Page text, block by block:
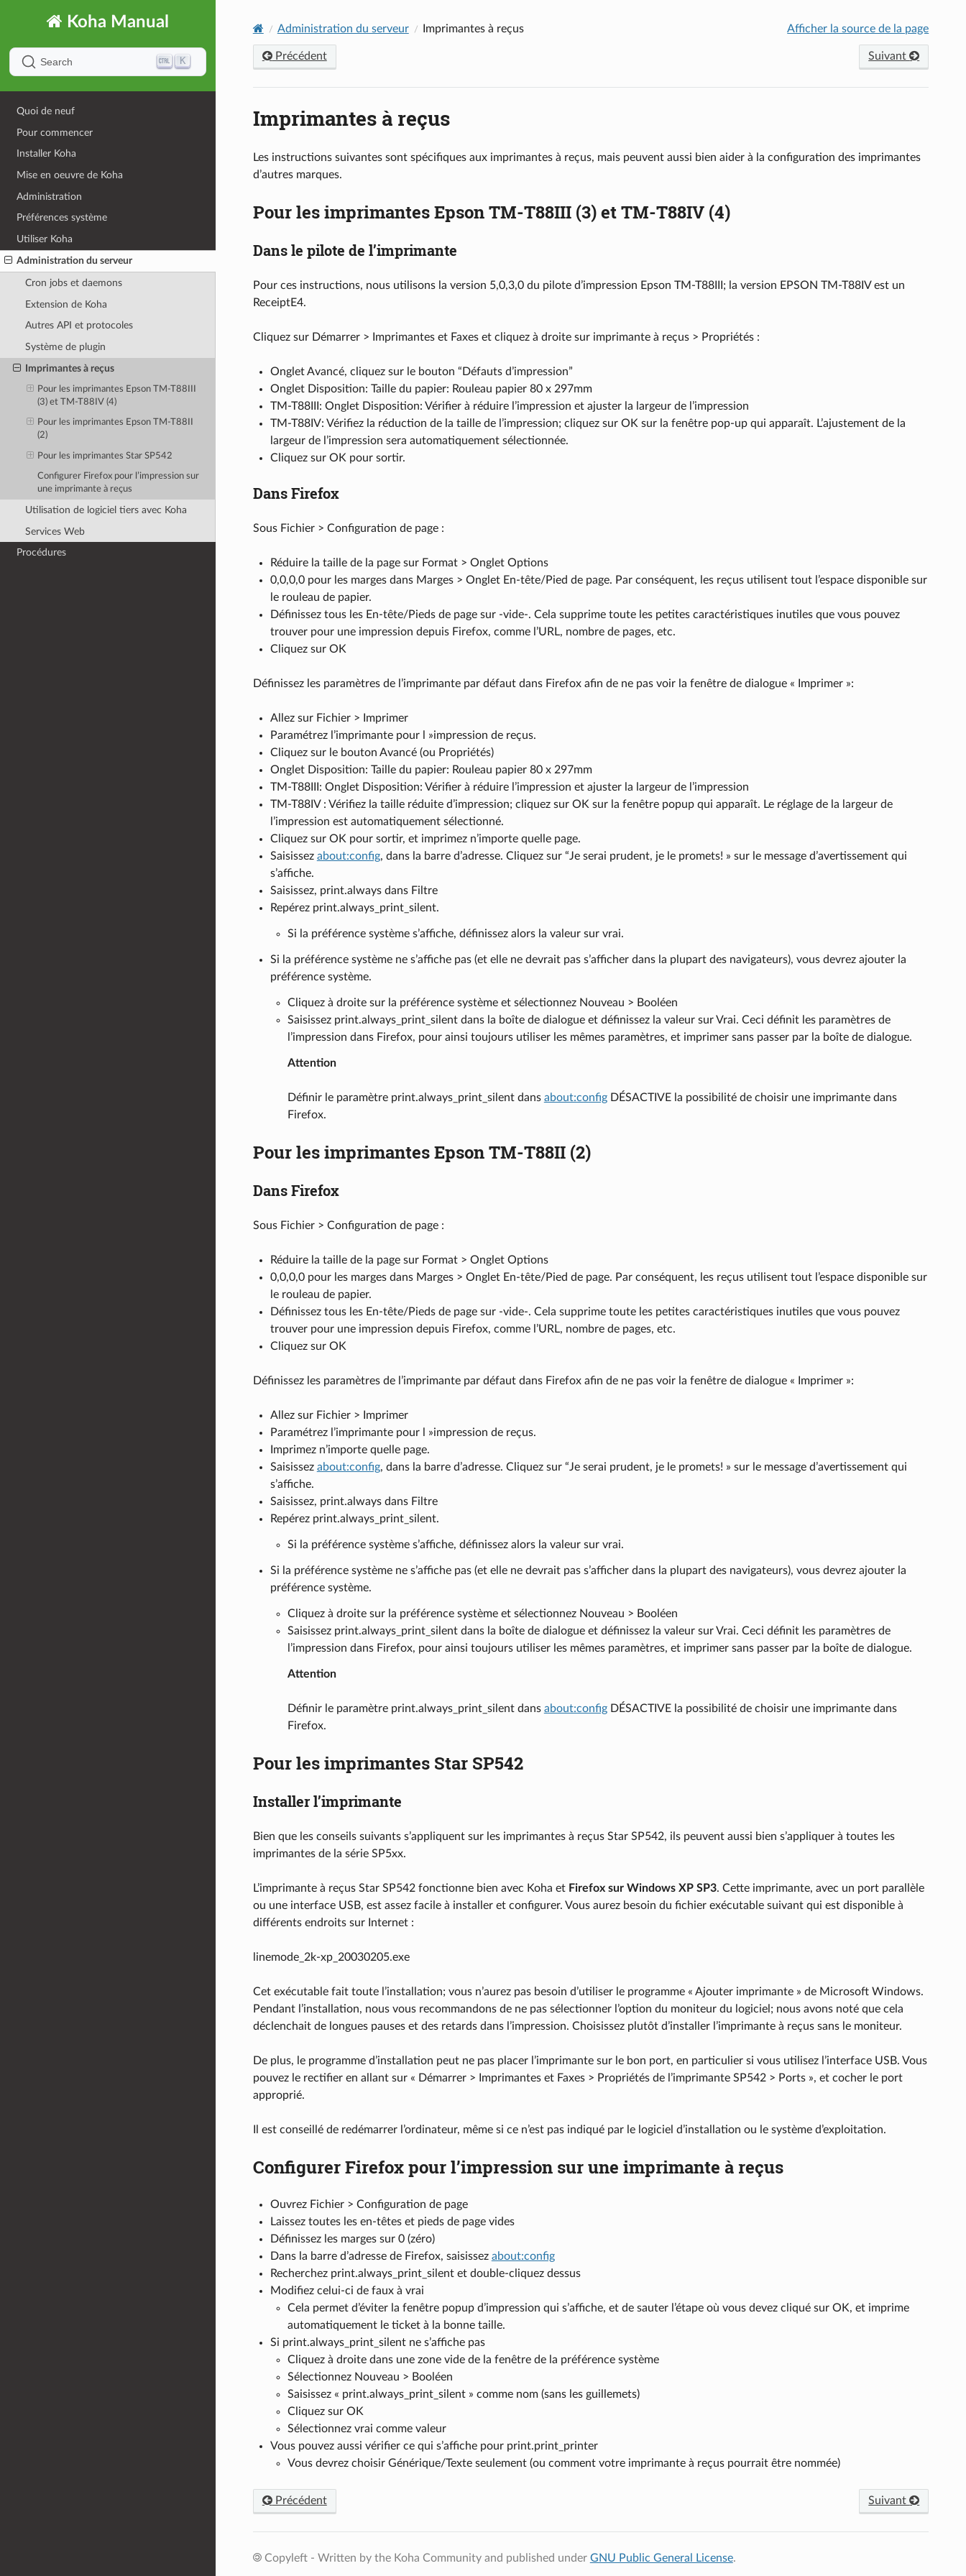
Koha Manual
Search K
Quoi de neuf
Pour commencer
Installer Koha
Mise en oeuvre de Koha
Administration
Préférences système
Utiliser Koha
Administration du serveur
Cron jobs et daemons
Extension de Koha
Autres API et protocoles
Système de plugin
Imprimantes à reçus
Pour les imprimantes Epson TM-T88III
(3) et TM-T88IV (4)
Pour les imprimantes Epson TM-T88II
(2)
Pour les imprimantes Star SP542
Configurer Firefox pour l’impression sur
une imprimante à reçus
Utilisation de logiciel tiers avec Koha
Services Web
Procédures
Administration du serveur Imprimantes à reçus Afficher la source de la page
Précédent Suivant
Imprimantes à reçus
Les instructions suivantes sont spécifiques aux imprimantes à reçus, mais peuvent aussi bien aider à la configuration des imprimantes
d’autres marques.
Pour les imprimantes Epson TM-T88III (3) et TM-T88IV (4)
Dans le pilote de l’imprimante
Pour ces instructions, nous utilisons la version 5,0,3,0 du pilote d’impression Epson TM-T88III; la version EPSON TM-T88IV est un
ReceiptE4.
Cliquez sur Démarrer > Imprimantes et Faxes et cliquez à droite sur imprimante à reçus > Propriétés :
Onglet Avancé, cliquez sur le bouton “Défauts d’impression”
Onglet Disposition: Taille du papier: Rouleau papier 80 x 297mm
TM-T88III: Onglet Disposition: Vérifier à réduire l’impression et ajuster la largeur de l’impression
TM-T88IV: Vérifiez la réduction de la taille de l’impression; cliquez sur OK sur la fenêtre pop-up qui apparaît. L’ajustement de la
largeur de l’impression sera automatiquement sélectionnée.
Cliquez sur OK pour sortir.
Dans Firefox
Sous Fichier > Configuration de page :
Réduire la taille de la page sur Format > Onglet Options
0,0,0,0 pour les marges dans Marges > Onglet En-tête/Pied de page. Par conséquent, les reçus utilisent tout l’espace disponible sur
le rouleau de papier.
Définissez tous les En-tête/Pieds de page sur -vide-. Cela supprime toute les petites caractéristiques inutiles que vous pouvez
trouver pour une impression depuis Firefox, comme l’URL, nombre de pages, etc.
Cliquez sur OK
Définissez les paramètres de l’imprimante par défaut dans Firefox afin de ne pas voir la fenêtre de dialogue « Imprimer »:
Allez sur Fichier > Imprimer
Paramétrez l’imprimante pour l »impression de reçus.
Cliquez sur le bouton Avancé (ou Propriétés)
Onglet Disposition: Taille du papier: Rouleau papier 80 x 297mm
TM-T88III: Onglet Disposition: Vérifier à réduire l’impression et ajuster la largeur de l’impression
TM-T88IV : Vérifiez la taille réduite d’impression; cliquez sur OK sur la fenêtre popup qui apparaît. Le réglage de la largeur de
l’impression est automatiquement sélectionné.
Cliquez sur OK pour sortir, et imprimez n’importe quelle page.
Saisissez about:config, dans la barre d’adresse. Cliquez sur “Je serai prudent, je le promets! » sur le message d’avertissement qui
s’affiche.
Saisissez, print.always dans Filtre
Repérez print.always_print_silent.
Si la préférence système s’affiche, définissez alors la valeur sur vrai.
Si la préférence système ne s’affiche pas (et elle ne devrait pas s’afficher dans la plupart des navigateurs), vous devrez ajouter la
préférence système.
Cliquez à droite sur la préférence système et sélectionnez Nouveau > Booléen
Saisissez print.always_print_silent dans la boîte de dialogue et définissez la valeur sur Vrai. Ceci définit les paramètres de
l’impression dans Firefox, pour ainsi toujours utiliser les mêmes paramètres, et imprimer sans passer par la boîte de dialogue.
Attention
Définir le paramètre print.always_print_silent dans about:configDÉSACTIVE la possibilité de choisir une imprimante dans
Firefox.
Pour les imprimantes Epson TM-T88II (2)
Dans Firefox
Sous Fichier > Configuration de page :
Réduire la taille de la page sur Format > Onglet Options
0,0,0,0 pour les marges dans Marges > Onglet En-tête/Pied de page. Par conséquent, les reçus utilisent tout l’espace disponible sur
le rouleau de papier.
Définissez tous les En-tête/Pieds de page sur -vide-. Cela supprime toute les petites caractéristiques inutiles que vous pouvez
trouver pour une impression depuis Firefox, comme l’URL, nombre de pages, etc.
Cliquez sur OK
Définissez les paramètres de l’imprimante par défaut dans Firefox afin de ne pas voir la fenêtre de dialogue « Imprimer »:
Allez sur Fichier > Imprimer
Paramétrez l’imprimante pour l »impression de reçus.
Imprimez n’importe quelle page.
Saisissez about:config, dans la barre d’adresse. Cliquez sur “Je serai prudent, je le promets! » sur le message d’avertissement qui
s’affiche.
Saisissez, print.always dans Filtre
Repérez print.always_print_silent.
Si la préférence système s’affiche, définissez alors la valeur sur vrai.
Si la préférence système ne s’affiche pas (et elle ne devrait pas s’afficher dans la plupart des navigateurs), vous devrez ajouter la
préférence système.
Cliquez à droite sur la préférence système et sélectionnez Nouveau > Booléen
Saisissez print.always_print_silent dans la boîte de dialogue et définissez la valeur sur Vrai. Ceci définit les paramètres de
l’impression dans Firefox, pour ainsi toujours utiliser les mêmes paramètres, et imprimer sans passer par la boîte de dialogue.
Attention
Définir le paramètre print.always_print_silent dans about:configDÉSACTIVE la possibilité de choisir une imprimante dans
Firefox.
Pour les imprimantes Star SP542
Installer l’imprimante
Bien que les conseils suivants s’appliquent sur les imprimantes à reçus Star SP542, ils peuvent aussi bien s’appliquer à toutes les
imprimantes de la série SP5xx.
L’imprimante à reçus Star SP542 fonctionne bien avec Koha et Firefox sur Windows XP SP3. Cette imprimante, avec un port parallèle
ou une interface USB, est assez facile à installer et configurer. Vous aurez besoin du fichier exécutable suivant qui est disponible à
différents endroits sur Internet :
linemode_2k-xp_20030205.exe
Cet exécutable fait toute l’installation; vous n’aurez pas besoin d’utiliser le programme « Ajouter imprimante » de Microsoft Windows.
Pendant l’installation, nous vous recommandons de ne pas sélectionner l’option du moniteur du logiciel; nous avons noté que cela
déclenchait de longues pauses et des retards dans l’impression. Choisissez plutôt d’installer l’imprimante à reçus sans le moniteur.
De plus, le programme d’installation peut ne pas placer l’imprimante sur le bon port, en particulier si vous utilisez l’interface USB. Vous
pouvez le rectifier en allant sur « Démarrer > Imprimantes et Faxes > Propriétés de l’imprimante SP542 > Ports », et cocher le port
approprié.
Il est conseillé de redémarrer l’ordinateur, même si ce n’est pas indiqué par le logiciel d’installation ou le système d’exploitation.
Configurer Firefox pour l’impression sur une imprimante à reçus
Ouvrez Fichier > Configuration de page
Laissez toutes les en-têtes et pieds de page vides
Définissez les marges sur 0 (zéro)
Dans la barre d’adresse de Firefox, saisissez about:config
Recherchez print.always_print_silent et double-cliquez dessus
Modifiez celui-ci de faux à vrai
Cela permet d’éviter la fenêtre popup d’impression qui s’affiche, et de sauter l’étape où vous devez cliqué sur OK, et imprime
automatiquement le ticket à la bonne taille.
Si print.always_print_silent ne s’affiche pas
Cliquez à droite dans une zone vide de la fenêtre de la préférence système
Sélectionnez Nouveau > Booléen
Saisissez « print.always_print_silent » comme nom (sans les guillemets)
Cliquez sur OK
Sélectionnez vrai comme valeur
Vous pouvez aussi vérifier ce qui s’affiche pour print.print_printer
Vous devrez choisir Générique/Texte seulement (ou comment votre imprimante à reçus pourrait être nommée)
Précédent Suivant
Copyleft - Written by the Koha Community and published under GNU Public General License.